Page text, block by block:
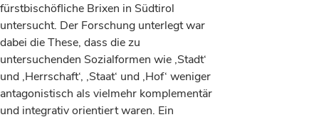
fürstbischöfliche Brixen in Südtirol
untersucht. Der Forschung unterlegt war
dabei die These, dass die zu
untersuchenden Sozialformen wie ‚Stadt‘
und ‚Herrschaft‘, ‚Staat‘ und ‚Hof‘ weniger
antagonistisch als vielmehr komplementär
und integrativ orientiert waren. Ein